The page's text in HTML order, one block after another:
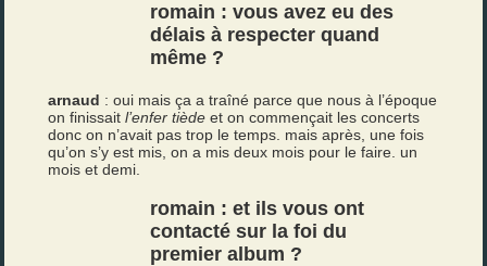
romain : vous avez eu des
délais à respecter quand
même ?
arnaud : oui mais ça a traîné parce que nous à l’époque
on finissaitl’enfer tiède et on commençait les concerts
donc on n’avait pas trop le temps. mais après, une fois
qu’on s’y est mis, on a mis deux mois pour le faire. un
mois et demi.
romain : et ils vous ont
contacté sur la foi du
premier album ?